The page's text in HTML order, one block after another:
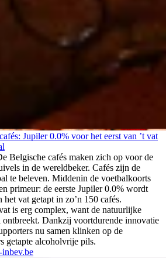
Jupiler 0.0% voor het eerst van ’t vat
Belgische cafés maken zich op voor de
in de wereldbeker. Cafés zijn de
te beleven. Middenin de voetbalkoorts
primeur: de eerste Jupiler 0.0% wordt
het vat getapt in zo’n 150 cafés.
is erg complex, want de natuurlijke
ontbreekt. Dankzij voortdurende innovatie
nu samen klinken op de
getapte alcoholvrije pils.
inbev.be